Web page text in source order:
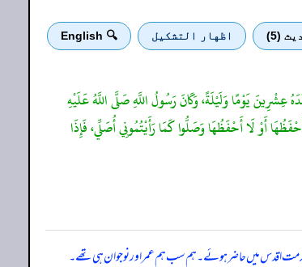
(5) اظهار التشكيل 🔍 English
عِشْرِينَ يَوْمًا وَلَيْلَةً، وَكَانَ رَسُولُ اللَّهِ صَلَّى اللَّهُ عَلَيْهِ
أَوْ لَا أَحْفَظُهَا وَصَلُّوا كَمَا رَأَيْتُمُونِي أُصَلِّي، فَإِذَا
اقدس میں حاضر ہوئے۔ ہم سب ہم عمر اور نوجوان ہی تھے۔